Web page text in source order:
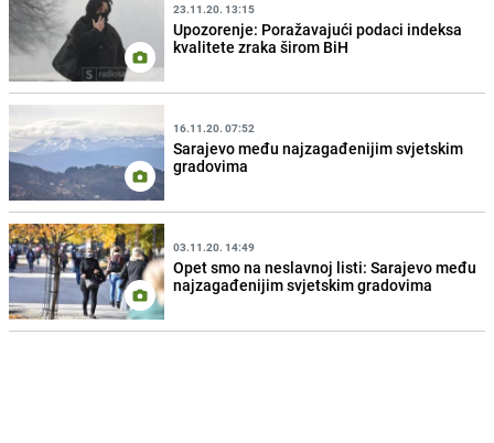
23.11.20. 13:15
Upozorenje: Poražavajući podaci indeksa
kvalitete zraka širom BiH
16.11.20. 07:52
Sarajevo među najzagađenijim svjetskim
gradovima
03.11.20. 14:49
Opet smo na neslavnoj listi: Sarajevo među
najzagađenijim svjetskim gradovima